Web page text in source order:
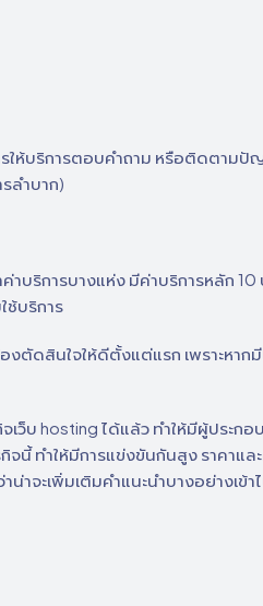
รให้บริการตอบคำถาม หรือติดตามปั
ลำบาก)
บริการบางแห่ง มีค่าบริการหลัก 10
ช้บริการ
งตัดสินใจให้ดีตั้งแต่แรก เพราะหา
บ hosting ได้แล้ว ทำให้มีผู้ประกอบ
นี้ ทำให้มีการแข่งขันกันสูง ราคาแ
จะเพิ่มเติมคำแนะนำบางอย่างเข้า